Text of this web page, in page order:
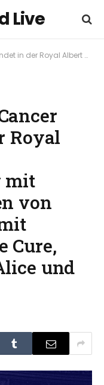
Live
statt – mit Beiträgen von The Cure, Nick Cave, Wolf Alice und anderen
Royal
mit
von
Cure,
und